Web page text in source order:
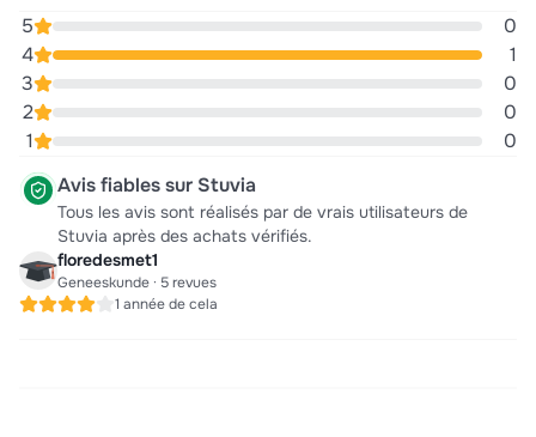
floredesmet1
Geneeskunde · 5 revues
1 année de cela
5
0
4
1
3
0
2
0
1
0
Avis fiables sur Stuvia
Tous les avis sont réalisés par de vrais utilisateurs de
Stuvia après des achats vérifiés.